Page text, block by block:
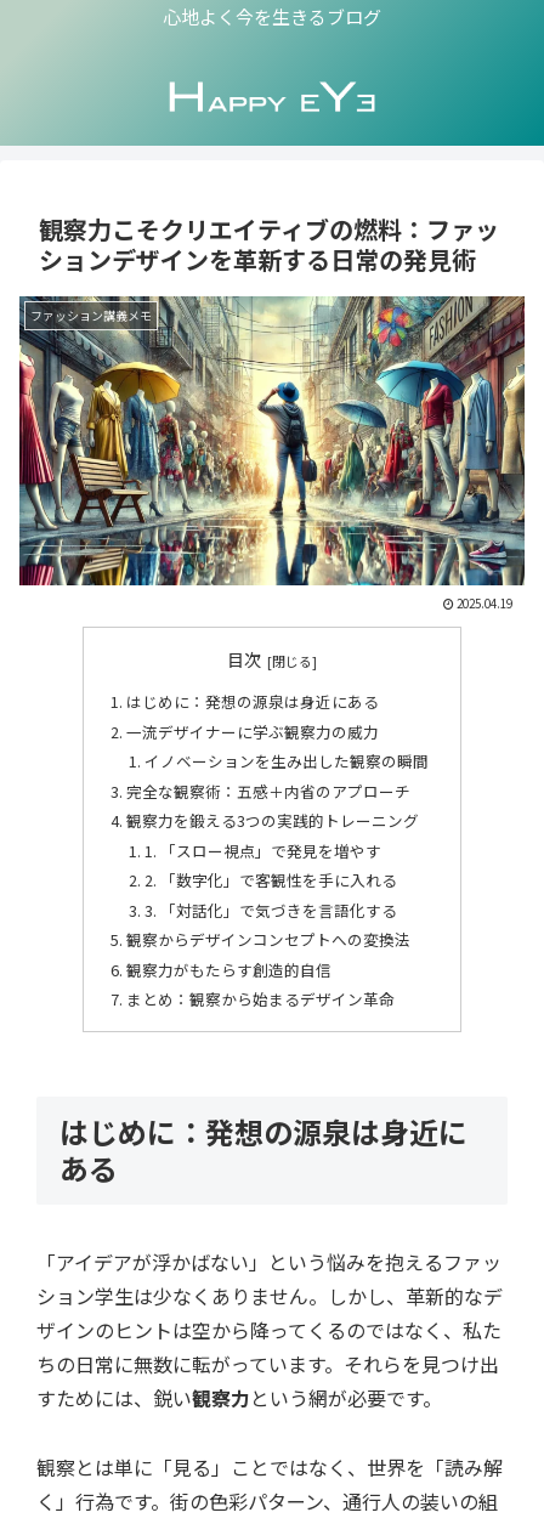
心地よく今を生きるブログ
観察力こそクリエイティブの燃料：ファッ
ションデザインを革新する日常の発見術
ファッション講義メモ
2025.04.19
目次
はじめに：発想の源泉は身近にある
一流デザイナーに学ぶ観察力の威力
イノベーションを生み出した観察の瞬間
完全な観察術：五感＋内省のアプローチ
観察力を鍛える3つの実践的トレーニング
1. 「スロー視点」で発見を増やす
2. 「数字化」で客観性を手に入れる
3. 「対話化」で気づきを言語化する
観察からデザインコンセプトへの変換法
観察力がもたらす創造的自信
まとめ：観察から始まるデザイン革命
はじめに：発想の源泉は身近に
ある
「アイデアが浮かばない」という悩みを抱えるファッ
ション学生は少なくありません。しかし、革新的なデ
ザインのヒントは空から降ってくるのではなく、私た
ちの日常に無数に転がっています。それらを見つけ出
すためには、鋭い観察力という網が必要です。
観察とは単に「見る」ことではなく、世界を「読み解
く」行為です。街の色彩パターン、通行人の装いの組